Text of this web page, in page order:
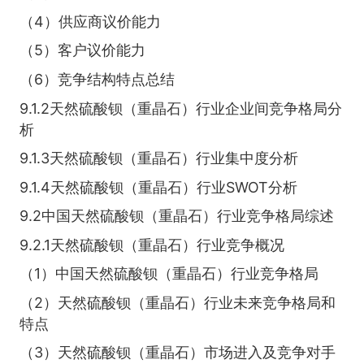
（4）供应商议价能力
（5）客户议价能力
（6）竞争结构特点总结
9.1.2天然硫酸钡（重晶石）行业企业间竞争格局分
析
9.1.3天然硫酸钡（重晶石）行业集中度分析
9.1.4天然硫酸钡（重晶石）行业SWOT分析
9.2中国天然硫酸钡（重晶石）行业竞争格局综述
9.2.1天然硫酸钡（重晶石）行业竞争概况
（1）中国天然硫酸钡（重晶石）行业竞争格局
（2）天然硫酸钡（重晶石）行业未来竞争格局和
特点
（3）天然硫酸钡（重晶石）市场进入及竞争对手